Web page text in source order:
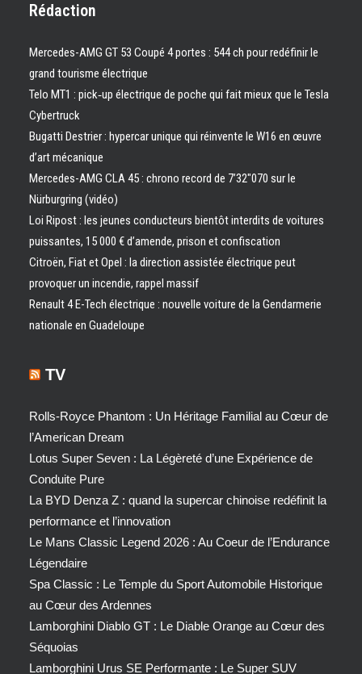
Rédaction
Mercedes-AMG GT 53 Coupé 4 portes : 544 ch pour redéfinir le
grand tourisme électrique
Telo MT1 : pick‑up électrique de poche qui fait mieux que le Tesla
Cybertruck
Bugatti Destrier : hypercar unique qui réinvente le W16 en œuvre
d’art mécanique
Mercedes-AMG CLA 45 : chrono record de 7’32″070 sur le
Nürburgring (vidéo)
Loi Ripost : les jeunes conducteurs bientôt interdits de voitures
puissantes, 15 000 € d’amende, prison et confiscation
Citroën, Fiat et Opel : la direction assistée électrique peut
provoquer un incendie, rappel massif
Renault 4 E-Tech électrique : nouvelle voiture de la Gendarmerie
nationale en Guadeloupe
TV
Rolls-Royce Phantom : Un Héritage Familial au Cœur de
l’American Dream
Lotus Super Seven : La Légèreté d’une Expérience de
Conduite Pure
La BYD Denza Z : quand la supercar chinoise redéfinit la
performance et l’innovation
Le Mans Classic Legend 2026 : Au Coeur de l’Endurance
Légendaire
Spa Classic : Le Temple du Sport Automobile Historique
au Cœur des Ardennes
Lamborghini Diablo GT : Le Diable Orange au Cœur des
Séquoias
Lamborghini Urus SE Performante : Le Super SUV